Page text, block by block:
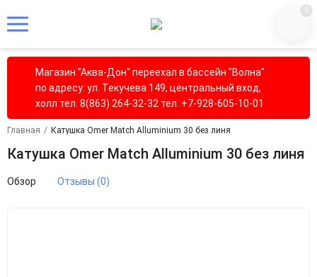
0
Магазин "Аква-Дон" переехал в бассейн "Волна"
по адресу: ул. Текучева 149, центральный вход,
холл тел. 8(863) 264-32-32 тел. +7-928-605-10-01
Главная / Катушка Omer Match Alluminium 30 без линя
Катушка Omer Match Alluminium 30 без линя
Обзор Отзывы (0)